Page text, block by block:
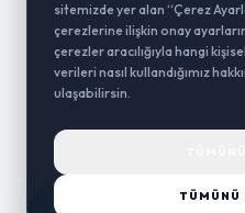
sitemizde yer alan “Çerez
çerezlerine ilişkin onay
çerezler aracılığıyla hangi
verileri nasıl kullandığımız
ulaşabilirsin.
TÜMÜNÜ